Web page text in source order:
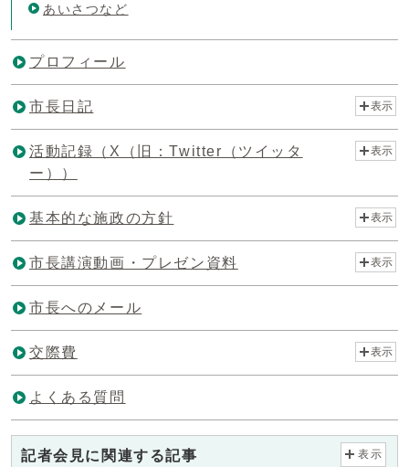
あいさつなど
プロフィール
市長日記 表示
活動記録（X（旧：Twitter（ツイッタ
ー））
表示
基本的な施政の方針 表示
市長講演動画・プレゼン資料 表示
市長へのメール
交際費 表示
よくある質問
記者会見に関連する記事 表示